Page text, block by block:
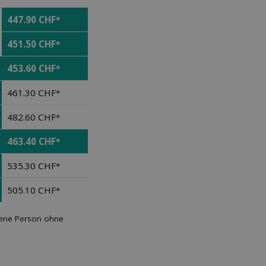
447.90 CHF*
451.50 CHF*
453.60 CHF*
461.30 CHF*
482.60 CHF*
463.40 CHF*
535.30 CHF*
505.10 CHF*
Person ohne